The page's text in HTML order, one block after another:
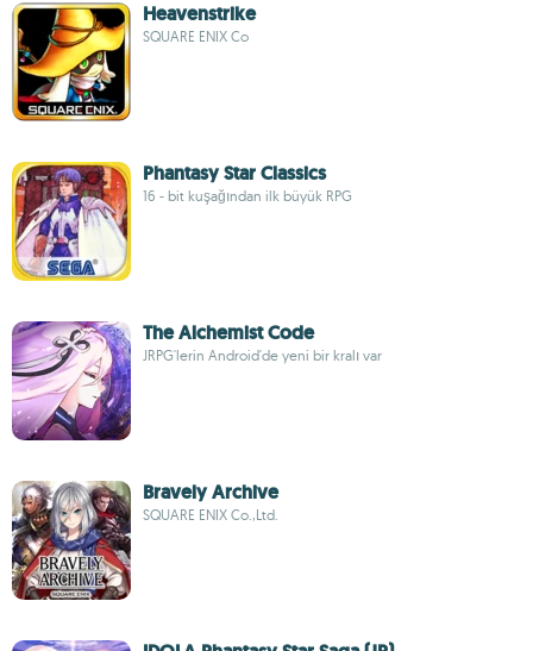
Heavenstrike
SQUARE ENIX Co
Phantasy Star Classics
16 - bit kuşağından ilk büyük RPG
The Alchemist Code
JRPG'lerin Android'de yeni bir kralı var
Bravely Archive
SQUARE ENIX Co.,Ltd.